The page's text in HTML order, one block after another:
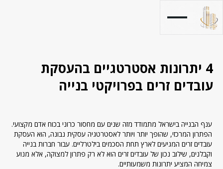
4 יתרונות אסטרטגיים בהעסקת
עובדים זרים בפרויקטי בנייה
ענף הבנייה בישראל מתמודד מזה שנים עם מחסור כרוני בכוח אדם מקצועי.
הפתרון המרכזי, שהופך יותר ויותר לאסטרטגיה עסקית נבונה, הוא העסקת
עובדים זרים המגיעים לארץ תחת הסכמים בילטרליים. עבור חברות בנייה
וקבלנים, שילוב נכון של עובדים זרים הוא לא רק פתרון למצוקה, אלא מנוע
צמיחה המציע יתרונות משמעותיים.